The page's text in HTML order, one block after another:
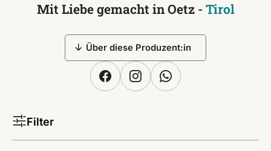
Mit Liebe gemacht in Oetz - Tirol
Über diese Produzent:in
Filter